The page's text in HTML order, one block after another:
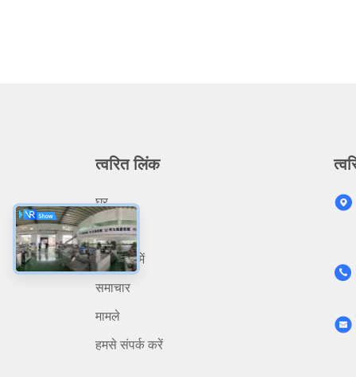
त्वरित लिंक
घर
उत्पादों
हमारे बारे में
समाचार
मामले
हमसे संपर्क करें